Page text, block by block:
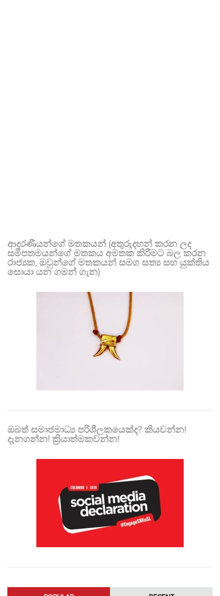
ආදරණීයන්ගේ මතකයන් (අතුරුදහන් කරන ලද
සමීපතමයන්ගේ මතකය අමතක කිරීමට බල කරන
රාජ්‍යක, ඔවුන්ගේ මතකයන් සමග සත්‍ය සහ යුක්තිය
සොයා යන ගමන් ගැන)
ඔබත් සමාජමාධ්‍ය පරිශීලකයෙක්ද? කියවන්න!
දැනගන්න! ක්‍රියාත්මකවන්න!